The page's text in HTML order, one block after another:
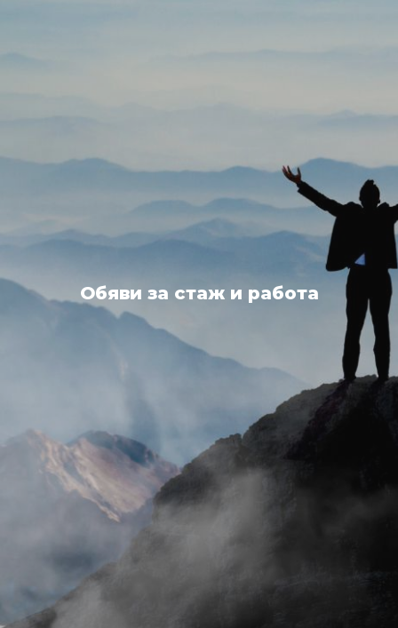
Обяви за стаж и работа